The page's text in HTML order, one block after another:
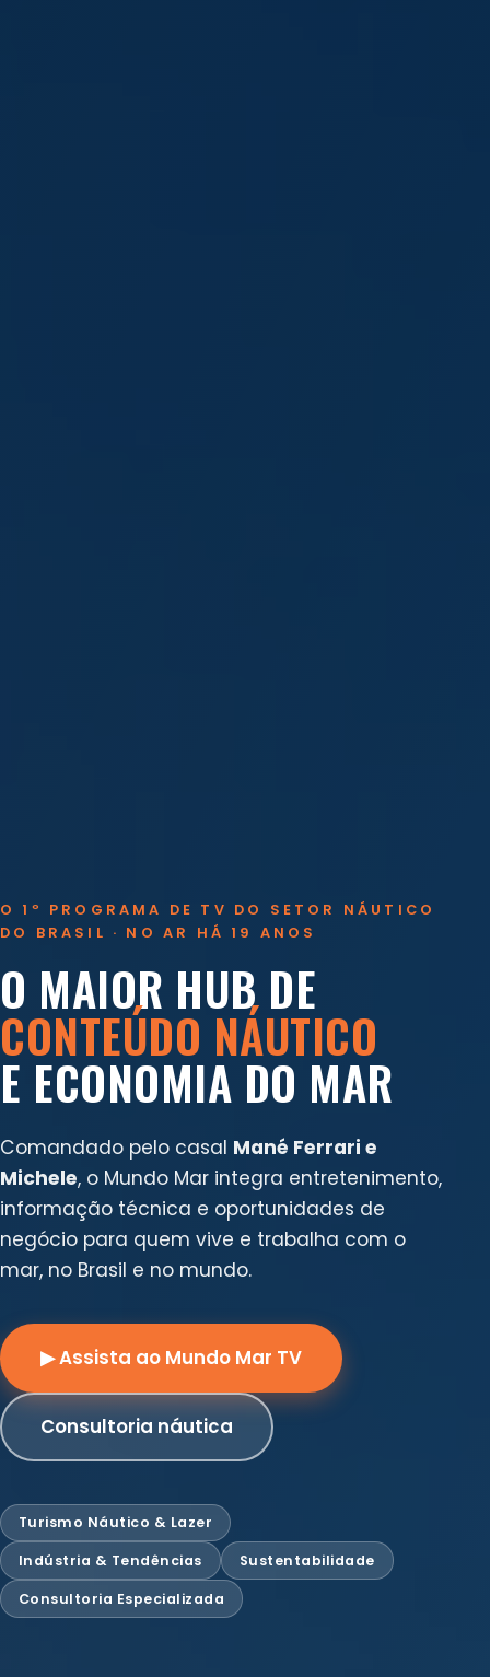
O 1º PROGRAMA DE TV DO SETOR NÁUTICO
DO BRASIL · NO AR HÁ 19 ANOS
O MAIOR HUB DE
CONTEÚDO NÁUTICO
E ECONOMIA DO MAR
Comandado pelo casal Mané Ferrari e
Michele, o Mundo Mar integra entretenimento,
informação técnica e oportunidades de
negócio para quem vive e trabalha com o
mar, no Brasil e no mundo.
▶ Assista ao Mundo Mar TV
Consultoria náutica
Turismo Náutico & Lazer
Indústria & Tendências Sustentabilidade
Consultoria Especializada